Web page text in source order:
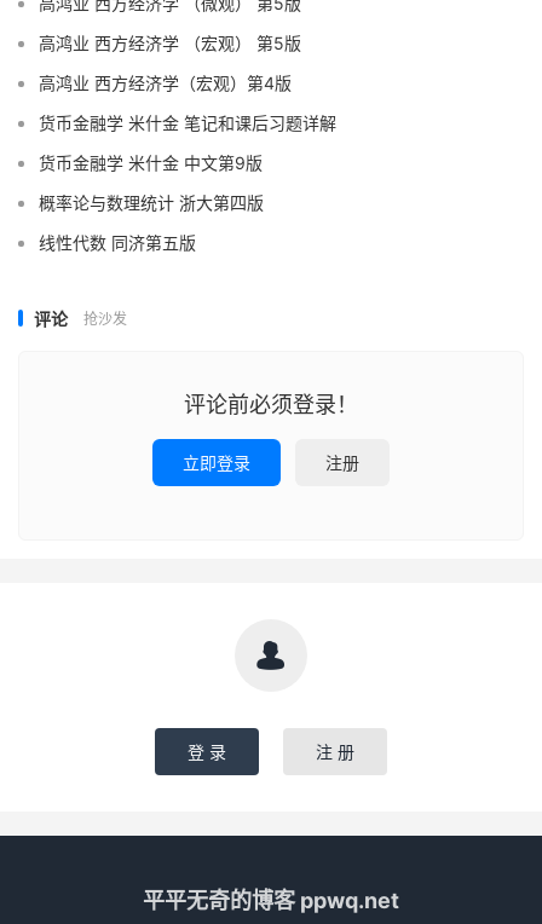
高鸿业 西方经济学 （宏观） 第5版
高鸿业 西方经济学（宏观）第4版
货币金融学 米什金 笔记和课后习题详解
货币金融学 米什金 中文第9版
概率论与数理统计 浙大第四版
线性代数 同济第五版
评论 抢沙发
评论前必须登录！
立即登录 注册

登 录 注 册
平平无奇的博客 ppwq.net